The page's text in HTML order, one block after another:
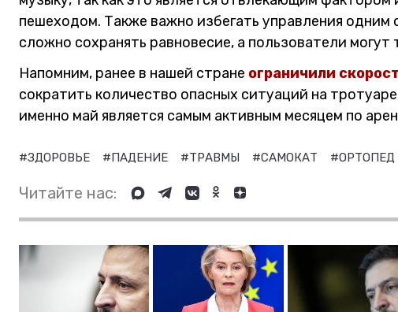
пешеходом. Также важно избегать управления одним
сложно сохранять равновесие, а пользователи могут
Напомним, ранее в нашей стране ограничили
сократить количество опасных ситуаций на
именно май является самым активным месяцем по
#ЗДОРОВЬЕ #ПАДЕНИЕ #ТРАВМЫ #САМОКАТ #ОРТОПЕД
Читайте нас: